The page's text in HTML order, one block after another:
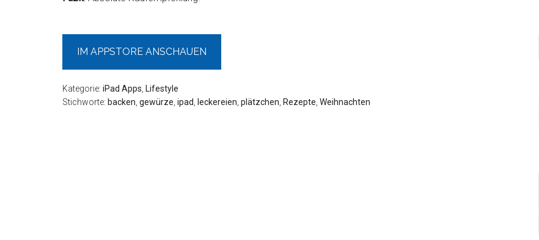
IM APPSTORE ANSCHAUEN
Kategorie: iPad Apps Lifestyle
Stichworte: backen gewürze ipad leckereien plätzchen Rezepte Weihnachten